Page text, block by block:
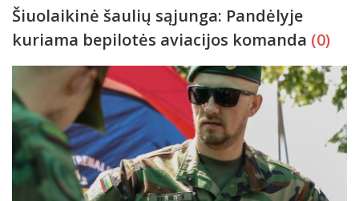
Šiuolaikinė šaulių sąjunga: Pandėlyje
kuriama bepilotės aviacijos komanda (0)